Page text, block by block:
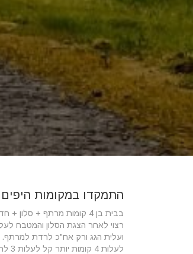
התמקדו במקומות היפים
בבית בן 4 קומות מרתף + סלון
רצוי לאחר הצגת הסלון והמטבח
ועלית הגג ורק אח"כ לרדת
לעלות 4 קומות יותר קל לעלות 3 לרדת 4 ולעלות 1 . כמו...